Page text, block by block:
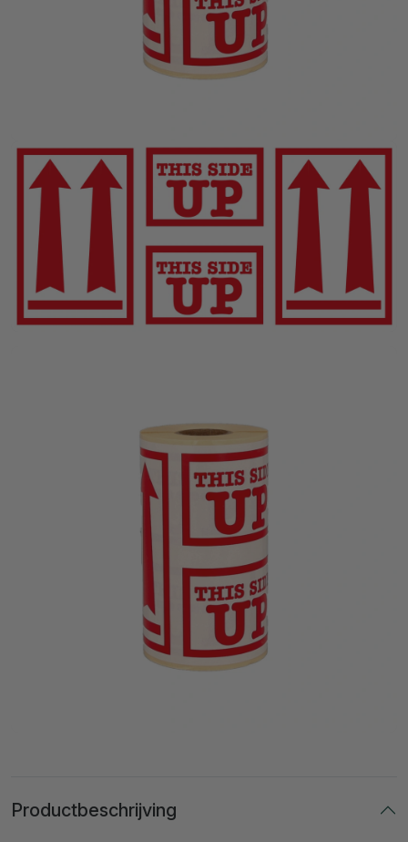
Productbeschrijving